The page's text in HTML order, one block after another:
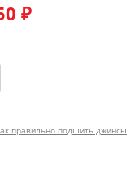
₽
правильно подшить джинсы